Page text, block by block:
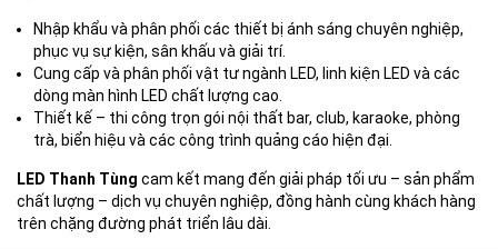
Nhập khẩu và phân phối các thiết bị ánh sáng chuyên nghiệp,
phục vụ sự kiện, sân khấu và giải trí.
Cung cấp và phân phối vật tư ngành LED, linh kiện LED và các
dòng màn hình LED chất lượng cao.
Thiết kế – thi công trọn gói nội thất bar, club, karaoke, phòng
trà, biển hiệu và các công trình quảng cáo hiện đại.
LED Thanh Tùng cam kết mang đến giải pháp tối ưu – sản phẩm
chất lượng – dịch vụ chuyên nghiệp, đồng hành cùng khách hàng
trên chặng đường phát triển lâu dài.